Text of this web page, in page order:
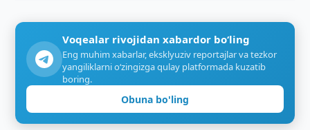
Voqealar rivojidan xabardor bo‘ling
Eng muhim xabarlar, eksklyuziv reportajlar va tezkor
yangiliklarni o‘zingizga qulay platformada kuzatib
boring.
Obuna bo'ling